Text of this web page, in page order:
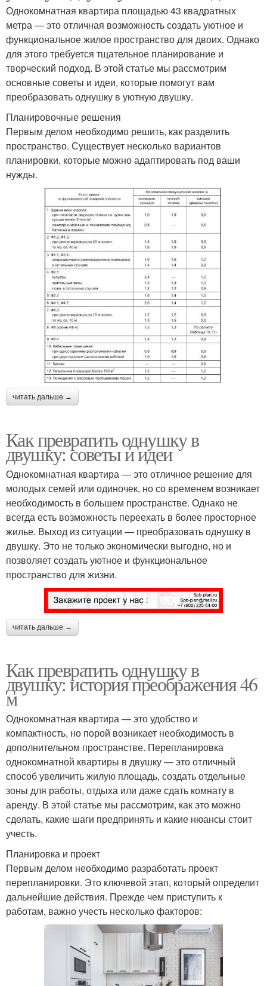
Однокомнатная квартира площадью 43 квадратных
метра — это отличная возможность создать уютное и
функциональное жилое пространство для двоих. Однако
для этого требуется тщательное планирование и
творческий подход. В этой статье мы рассмотрим
основные советы и идеи, которые помогут вам
преобразовать однушку в уютную двушку.
Планировочные решения
Первым делом необходимо решить, как разделить
пространство. Существует несколько вариантов
планировки, которые можно адаптировать под ваши
нужды.
читать дальше →
Как превратить однушку в
двушку: советы и идеи
Однокомнатная квартира — это отличное решение для
молодых семей или одиночек, но со временем возникает
необходимость в большем пространстве. Однако не
всегда есть возможность переехать в более просторное
жилье. Выход из ситуации — преобразовать однушку в
двушку. Это не только экономически выгодно, но и
позволяет создать уютное и функциональное
пространство для жизни.
читать дальше →
Как превратить однушку в
двушку: история преображения 46
м
Однокомнатная квартира — это удобство и
компактность, но порой возникает необходимость в
дополнительном пространстве. Перепланировка
однокомнатной квартиры в двушку — это отличный
способ увеличить жилую площадь, создать отдельные
зоны для работы, отдыха или даже сдать комнату в
аренду. В этой статье мы рассмотрим, как это можно
сделать, какие шаги предпринять и какие нюансы стоит
учесть.
Планировка и проект
Первым делом необходимо разработать проект
перепланировки. Это ключевой этап, который определит
дальнейшие действия. Прежде чем приступить к
работам, важно учесть несколько факторов: